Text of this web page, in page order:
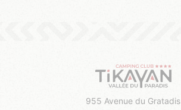
955 Avenue du Gratadis